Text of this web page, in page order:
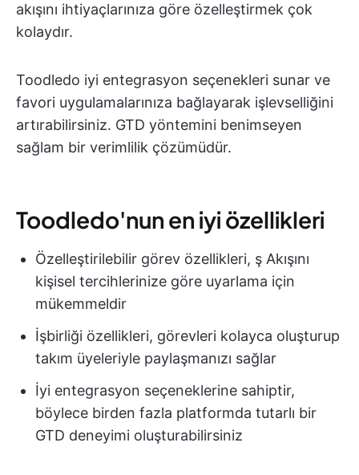
akışını ihtiyaçlarınıza göre özelleştirmek çok
kolaydır.
Toodledo iyi entegrasyon seçenekleri sunar ve
favori uygulamalarınıza bağlayarak işlevselliğini
artırabilirsiniz. GTD yöntemini benimseyen
sağlam bir verimlilik çözümüdür.
Toodledo'nun en iyi özellikleri
Özelleştirilebilir görev özellikleri, ş Akışını
kişisel tercihlerinize göre uyarlama için
mükemmeldir
İşbirliği özellikleri, görevleri kolayca oluşturup
takım üyeleriyle paylaşmanızı sağlar
İyi entegrasyon seçeneklerine sahiptir,
böylece birden fazla platformda tutarlı bir
GTD deneyimi oluşturabilirsiniz